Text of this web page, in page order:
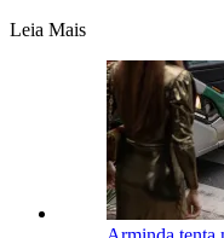
Leia Mais